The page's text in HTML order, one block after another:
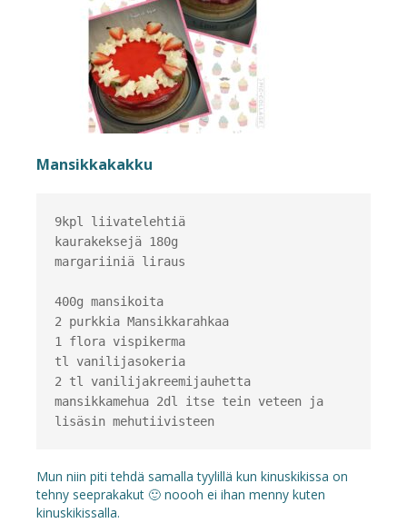
Mansikkakakku
9kpl liivatelehtiä
kaurakeksejä 180g
margariiniä liraus
400g mansikoita
2 purkkia Mansikkarahkaa
1 flora vispikerma
tl vanilijasokeria
2 tl vanilijakreemijauhetta
mansikkamehua 2dl itse tein veteen ja
lisäsin mehutiivisteen
Mun niin piti tehdä samalla tyylillä kun kinuskikissa on
tehny seeprakakut 🙂 noooh ei ihan menny kuten
kinuskikissalla.